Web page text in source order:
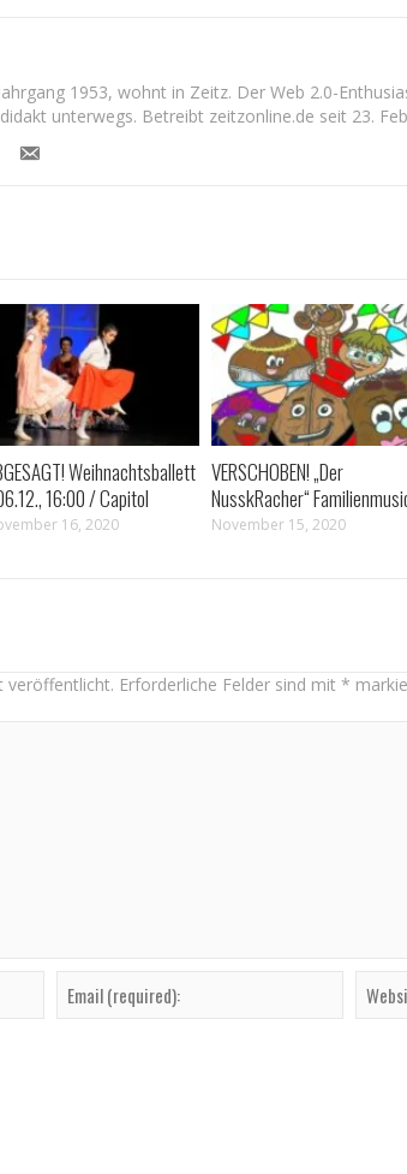
Jahrgang 1953, wohnt in Zeitz. Der Web 2.0-
unterwegs. Betreibt zeitzonline.de seit 23.
Weihnachtsballett
16:00 / Capitol
16, 2020
VERSCHOBEN! „Der
NusskRacher“
November 15, 2020
veröffentlicht. Erforderliche Felder sind mit *